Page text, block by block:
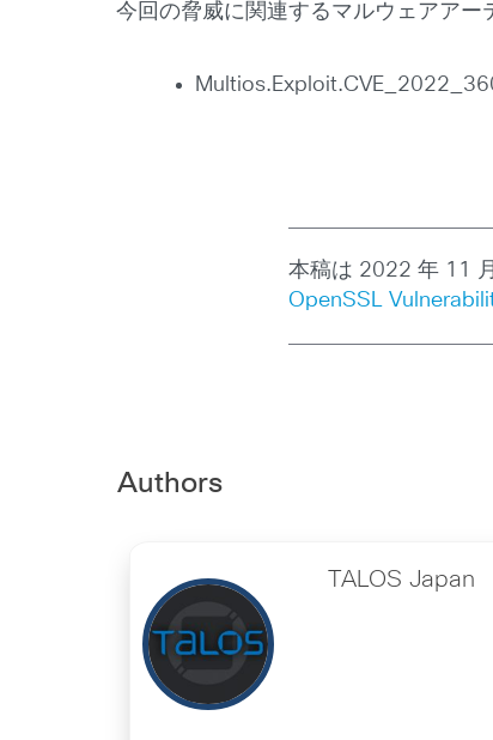
今回の脅威に関連するマルウェアアー
本稿は 2022 年 11
OpenSSL
Authors
TALOS Japan